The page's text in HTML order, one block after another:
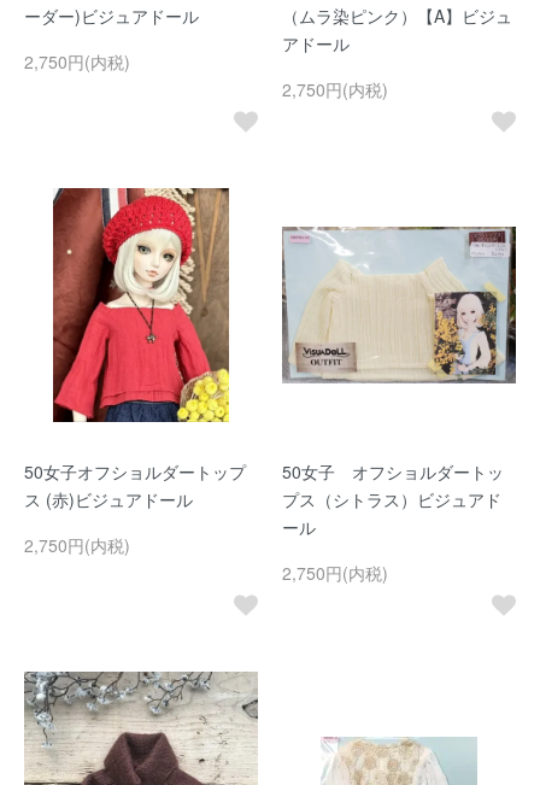
ーダー)ビジュアドール
2,750円(内税)
（ムラ染ピンク）【A】ビジュ
アドール
2,750円(内税)
50女子オフショルダートップ
ス (赤)ビジュアドール
2,750円(内税)
50女子 オフショルダートッ
プス（シトラス）ビジュアド
ール
2,750円(内税)